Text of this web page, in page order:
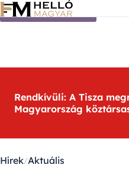
Ugrás a tartalomra
Rendkívüli: A Tisza
Magyarország
Hírek Aktuális